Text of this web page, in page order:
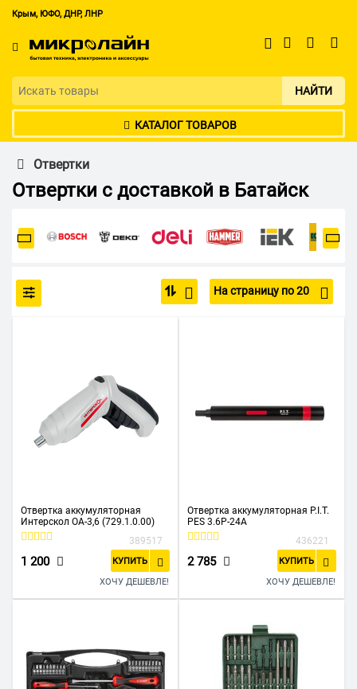
Крым, ЮФО, ДНР, ЛНР
НАЙТИ
КАТАЛОГ ТОВАРОВ
Отвертки
Отвертки с доставкой в Батайск
На страницу по 20
Отвертка аккумуляторная
Интерскол ОА-3,6 (729.1.0.00)
389517
1 200 КУПИТЬ
ХОЧУ ДЕШЕВЛЕ!
Отвертка аккумуляторная P.I.T.
PES 3.6P-24A
436221
2 785 КУПИТЬ
ХОЧУ ДЕШЕВЛЕ!